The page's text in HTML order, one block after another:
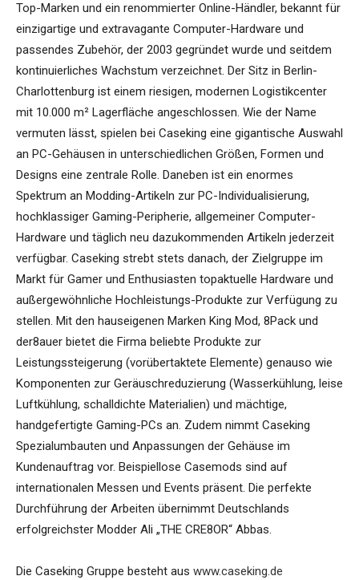
Top-Marken und ein renommierter Online-Händler, bekannt für
einzigartige und extravagante Computer-Hardware und
passendes Zubehör, der 2003 gegründet wurde und seitdem
kontinuierliches Wachstum verzeichnet. Der Sitz in Berlin-
Charlottenburg ist einem riesigen, modernen Logistikcenter
mit 10.000 m² Lagerfläche angeschlossen. Wie der Name
vermuten lässt, spielen bei Caseking eine gigantische Auswahl
an PC-Gehäusen in unterschiedlichen Größen, Formen und
Designs eine zentrale Rolle. Daneben ist ein enormes
Spektrum an Modding-Artikeln zur PC-Individualisierung,
hochklassiger Gaming-Peripherie, allgemeiner Computer-
Hardware und täglich neu dazukommenden Artikeln jederzeit
verfügbar. Caseking strebt stets danach, der Zielgruppe im
Markt für Gamer und Enthusiasten topaktuelle Hardware und
außergewöhnliche Hochleistungs-Produkte zur Verfügung zu
stellen. Mit den hauseigenen Marken King Mod, 8Pack und
der8auer bietet die Firma beliebte Produkte zur
Leistungssteigerung (vorübertaktete Elemente) genauso wie
Komponenten zur Geräuschreduzierung (Wasserkühlung, leise
Luftkühlung, schalldichte Materialien) und mächtige,
handgefertigte Gaming-PCs an. Zudem nimmt Caseking
Spezialumbauten und Anpassungen der Gehäuse im
Kundenauftrag vor. Beispiellose Casemods sind auf
internationalen Messen und Events präsent. Die perfekte
Durchführung der Arbeiten übernimmt Deutschlands
erfolgreichster Modder Ali „THE CRE8OR“ Abbas.
Die Caseking Gruppe besteht aus www.caseking.de